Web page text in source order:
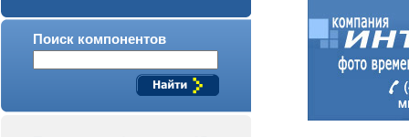
Поиск компонентов